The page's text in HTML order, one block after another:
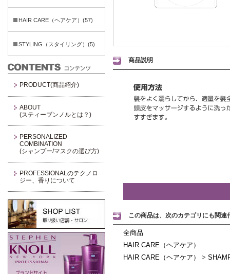
HAIR CARE（ヘアケア）(57)
STYLING（スタイリング）(5)
PRODUCT(商品紹介)
ABOUT
(スティーブンノルとは？)
PERSONALIZED
COMBINATION
(シャンプー/マスクの選び方)
PROFESSIONALのテクノロ
ジー、香りについて
商品説明
この商品は、次のカテゴリにも関連
全商品
HAIR CARE（ヘアケア）
HAIR CARE（ヘアケア） >